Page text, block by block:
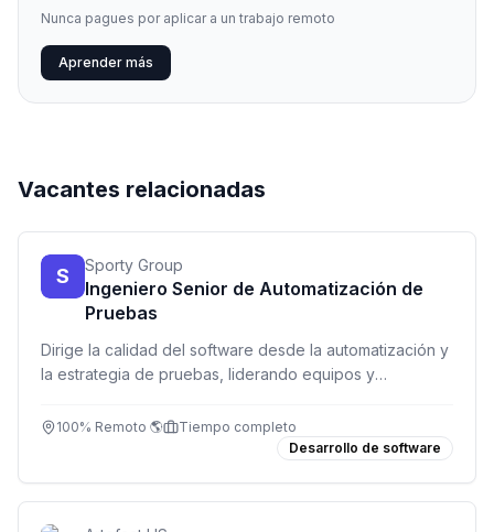
Nunca pagues por aplicar a un trabajo remoto
Aprender más
Vacantes relacionadas
S Sporty Group
Ingeniero Senior de Automatización de
Pruebas
Dirige la calidad del software desde la automatización y
la estrategia de pruebas, liderando equipos y
100% Remoto 🌎
Tiempo completo
Desarrollo de software